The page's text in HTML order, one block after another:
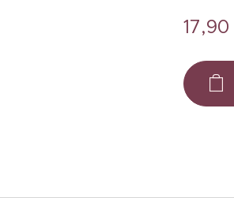
17,90